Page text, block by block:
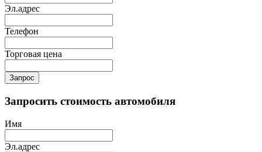
Эл.адрес
Телефон
Торговая цена
Запрос
Запросить стоимость автомобиля
Имя
Эл.адрес